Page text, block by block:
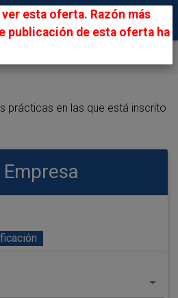
prácticas en las que está inscrito
esta oferta. Razón más
publicación de esta oferta ha